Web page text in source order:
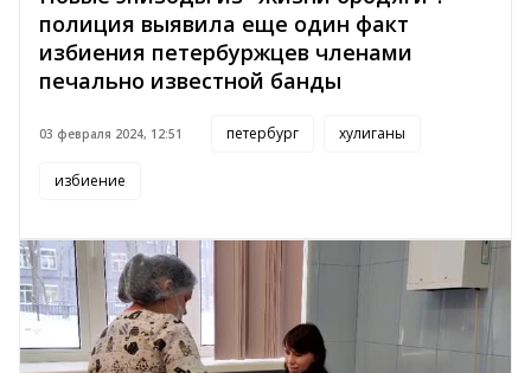
полиция выявила еще один факт
избиения петербуржцев членами
печально известной банды
03 февраля 2024, 12:51 петербург хулиганы
избиение